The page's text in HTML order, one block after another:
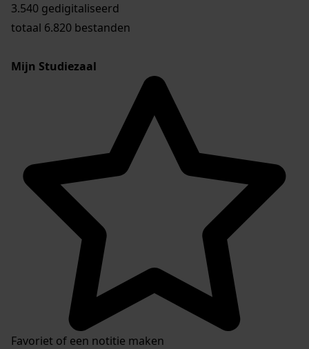
3.540 gedigitaliseerd
totaal 6.820 bestanden
Mijn Studiezaal
Favoriet of een notitie maken